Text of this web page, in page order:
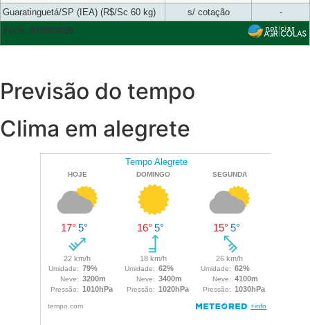
Guaratinguetá/SP (IEA) (R$/Sc 60 kg) s/ cotação
-
Fech. 07/08/2026
Previsão do tempo
Clima em alegrete